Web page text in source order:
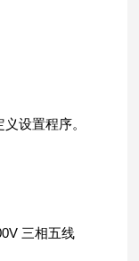
设置程序。
三相五线